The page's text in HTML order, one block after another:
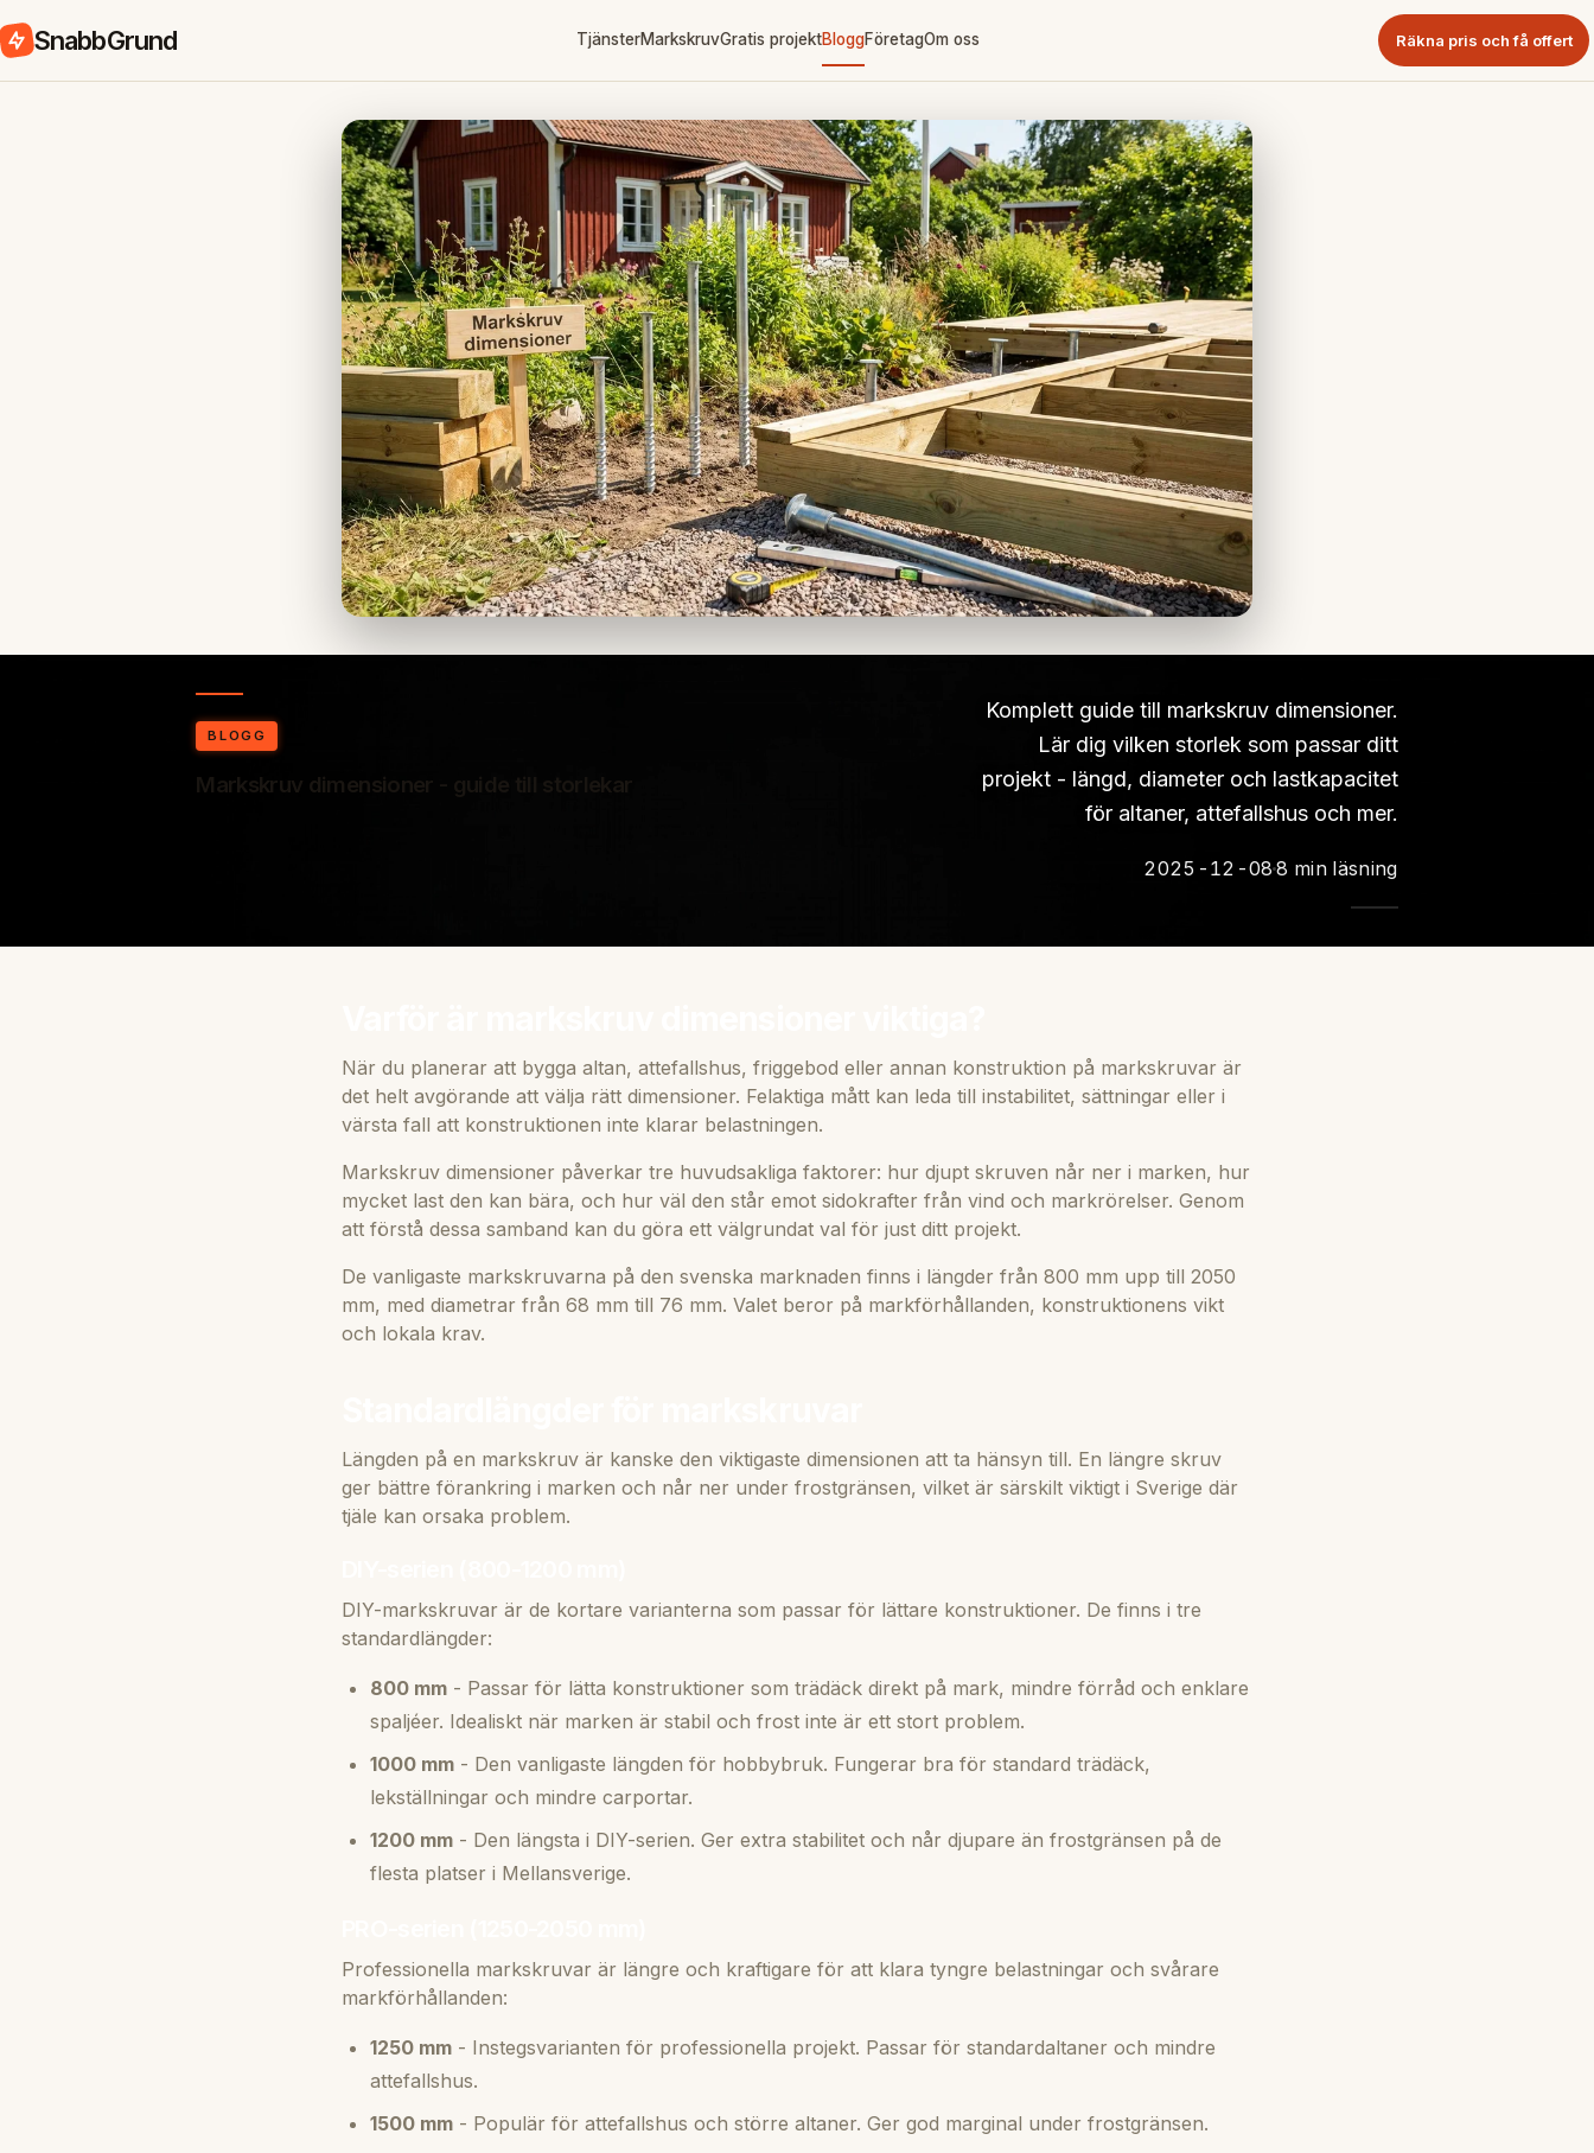
SnabbGrund TjänsterMarkskruvGratis projektBloggFöretagOm oss Räkna pris och få offert
BLOGG
Markskruv dimensioner - guide till storlekar
Komplett guide till markskruv dimensioner.
Lär dig vilken storlek som passar ditt
projekt - längd, diameter och lastkapacitet
för altaner, attefallshus och mer.
2025-12-088 min läsning
När du planerar att bygga altan, attefallshus, friggebod eller annan konstruktion på markskruvar är
det helt avgörande att välja rätt dimensioner. Felaktiga mått kan leda till instabilitet, sättningar eller i
värsta fall att konstruktionen inte klarar belastningen.
Markskruv dimensioner påverkar tre huvudsakliga faktorer: hur djupt skruven når ner i marken, hur
mycket last den kan bära, och hur väl den står emot sidokrafter från vind och markrörelser. Genom
att förstå dessa samband kan du göra ett välgrundat val för just ditt projekt.
De vanligaste markskruvarna på den svenska marknaden finns i längder från 800 mm upp till 2050
mm, med diametrar från 68 mm till 76 mm. Valet beror på markförhållanden, konstruktionens vikt
och lokala krav.
Längden på en markskruv är kanske den viktigaste dimensionen att ta hänsyn till. En längre skruv
ger bättre förankring i marken och når ner under frostgränsen, vilket är särskilt viktigt i Sverige där
tjäle kan orsaka problem.
DIY-markskruvar är de kortare varianterna som passar för lättare konstruktioner. De finns i tre
standardlängder:
800 mm - Passar för lätta konstruktioner som trädäck direkt på mark, mindre förråd och enklare
spaljéer. Idealiskt när marken är stabil och frost inte är ett stort problem.
1000 mm - Den vanligaste längden för hobbybruk. Fungerar bra för standard trädäck,
lekställningar och mindre carportar.
1200 mm - Den längsta i DIY-serien. Ger extra stabilitet och når djupare än frostgränsen på de
flesta platser i Mellansverige.
Professionella markskruvar är längre och kraftigare för att klara tyngre belastningar och svårare
markförhållanden:
1250 mm - Instegsvarianten för professionella projekt. Passar för standardaltaner och mindre
attefallshus.
1500 mm - Populär för attefallshus och större altaner. Ger god marginal under frostgränsen.